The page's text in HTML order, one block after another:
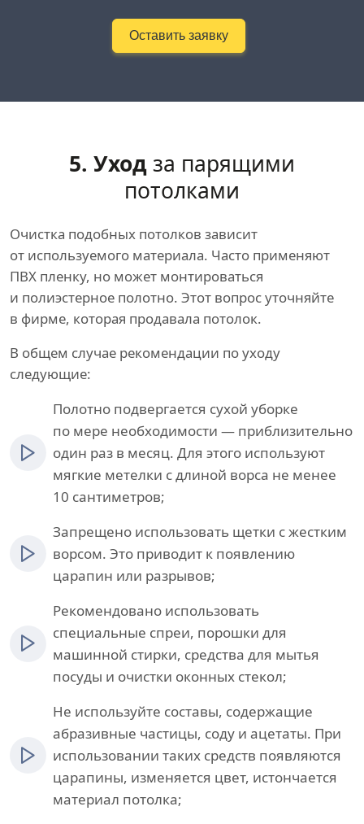
Оставить заявку
5. Уходза парящими
потолками
Очистка подобных потолков зависит
от используемого материала. Часто применяют
ПВХ пленку, но может монтироваться
и полиэстерное полотно. Этот вопрос уточняйте
в фирме, которая продавала потолок.
В общем случае рекомендации по уходу
следующие:
Полотно подвергается сухой уборке
по мере необходимости — приблизительно
один раз в месяц. Для этого используют
мягкие метелки с длиной ворса не менее
10 сантиметров;
Запрещено использовать щетки с жестким
ворсом. Это приводит к появлению
царапин или разрывов;
Рекомендовано использовать
специальные спреи, порошки для
машинной стирки, средства для мытья
посуды и очистки оконных стекол;
Не используйте составы, содержащие
абразивные частицы, соду и ацетаты. При
использовании таких средств появляются
царапины, изменяется цвет, истончается
материал потолка;